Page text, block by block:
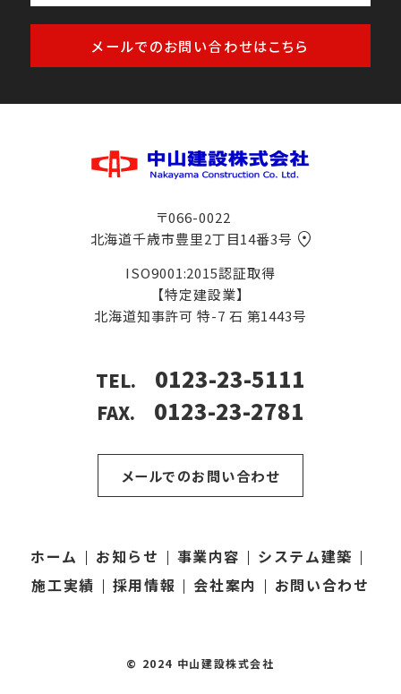
メールでのお問い合わせはこちら
〒066-0022
北海道千歳市豊里2丁目14番3号
ISO9001:2015認証取得
【特定建設業】
北海道知事許可特-7 石 第1443号
TEL. 0123-23-5111
FAX. 0123-23-2781
メールでのお問い合わせ
ホーム お知らせ 事業内容
システム建築
施工実績
採用情報 会社案内 お問い合わせ
© 2024 中山建設株式会社